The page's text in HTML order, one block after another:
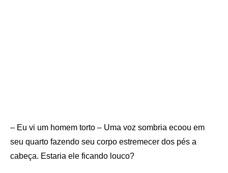
– Eu vi um homem torto – Uma voz sombria ecoou em
seu quarto fazendo seu corpo estremecer dos pés a
cabeça. Estaria ele ficando louco?